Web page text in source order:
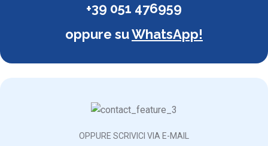
+39 051 476959
oppure suWhatsApp!
OPPURE SCRIVICI VIA E-MAIL